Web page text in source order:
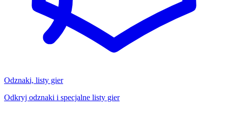
Odznaki, listy gier
Odkryj odznaki i specjalne listy gier